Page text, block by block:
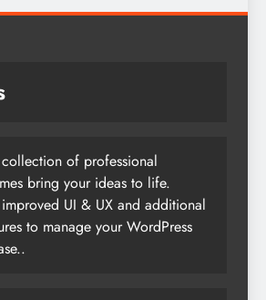
collection of professional
bring your ideas to life.
UI & UX and additional
to manage your WordPress